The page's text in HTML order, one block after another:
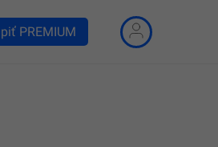
PREMIUM